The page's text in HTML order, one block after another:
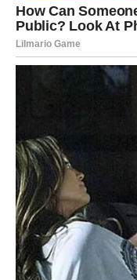
zdravstvene
Ako redovno
važne pokazatelje
eventualne probleme i
Preventiva je ključna
problema može
komplikacija.
Na kraju, važno je
Naprotiv, to je